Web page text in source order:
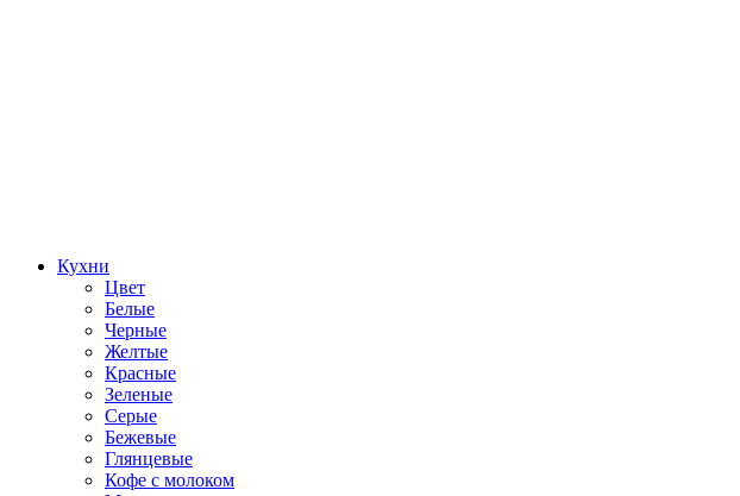
Кухни
Цвет
Белые
Черные
Желтые
Красные
Зеленые
Серые
Бежевые
Глянцевые
Кофе с молоком